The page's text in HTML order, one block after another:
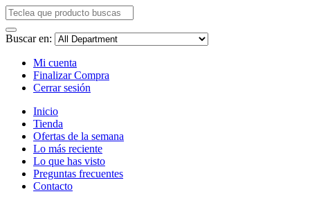
Buscar en:
Mi cuenta
Finalizar Compra
Cerrar sesión
Inicio
Tienda
Ofertas de la semana
Lo más reciente
Lo que has visto
Preguntas frecuentes
Contacto